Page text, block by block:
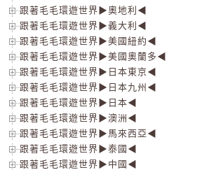
跟著毛毛環遊世界▶奧地利◀
跟著毛毛環遊世界▶義大利◀
跟著毛毛環遊世界▶美國紐約◀
跟著毛毛環遊世界▶美國奧蘭多◀
跟著毛毛環遊世界▶日本東京◀
跟著毛毛環遊世界▶日本九州◀
跟著毛毛環遊世界▶日本◀
跟著毛毛環遊世界▶澳洲◀
跟著毛毛環遊世界▶馬來西亞◀
跟著毛毛環遊世界▶泰國◀
跟著毛毛環遊世界▶中國◀